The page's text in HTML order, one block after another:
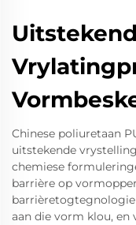
Chinese poliuretaan
uitstekende
chemiese
barrière op
aan die vorm klou, en